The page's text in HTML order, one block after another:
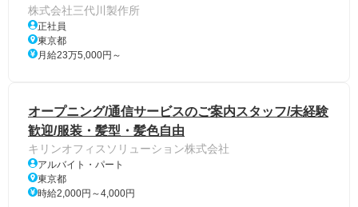
株式会社三代川製作所
正社員
東京都
月給23万5,000円～
オープニング/通信サービスのご案内スタッフ/未経験
歓迎/服装・髪型・髪色自由
キリンオフィスソリューション株式会社
アルバイト・パート
東京都
時給2,000円～4,000円